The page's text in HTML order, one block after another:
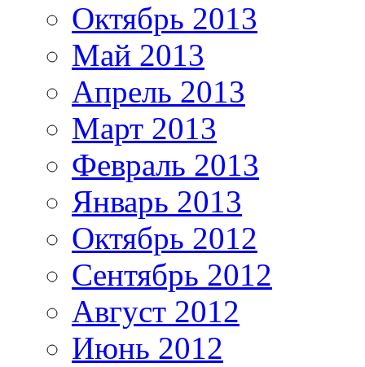
Октябрь 2013
Май 2013
Апрель 2013
Март 2013
Февраль 2013
Январь 2013
Октябрь 2012
Сентябрь 2012
Август 2012
Июнь 2012